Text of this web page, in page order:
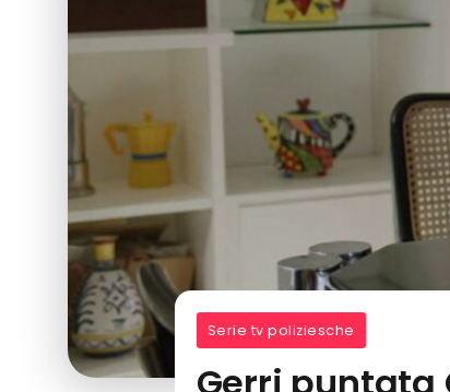
Serie tv poliziesche